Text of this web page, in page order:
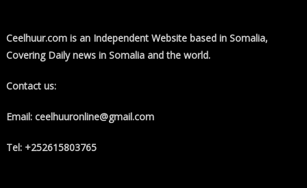
Ceelhuur.com is an Independent Website based in Somalia,
Covering Daily news in Somalia and the world.
Contact us:
Email: ceelhuuronline@gmail.com
Tel: +252615803765